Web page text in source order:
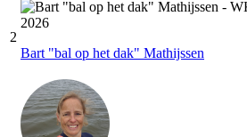
2
Bart "bal op het dak" Mathijssen